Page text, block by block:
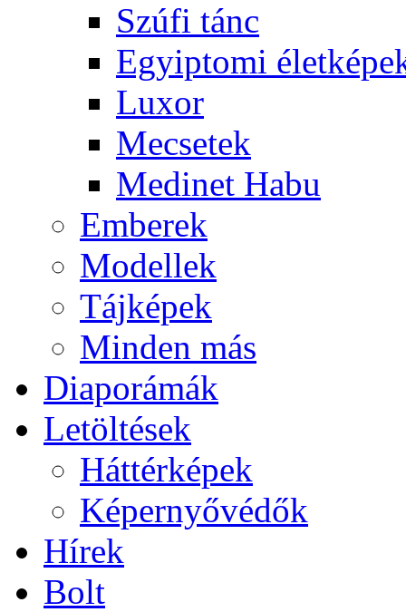
Szúfi tánc
Egyiptomi
Luxor
Mecsetek
Medinet Habu
Emberek
Modellek
Tájképek
Minden más
Diaporámák
Letöltések
Háttérképek
Képernyővédők
Hírek
Bolt